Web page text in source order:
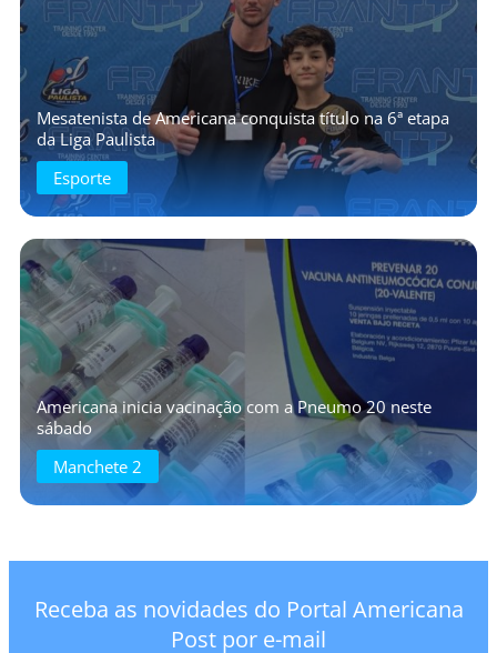
Mesatenista de Americana conquista título na 6ª etapa
da Liga Paulista
Esporte
Americana inicia vacinação com a Pneumo 20 neste
sábado
Manchete 2
Receba as novidades do Portal Americana
Post por e-mail